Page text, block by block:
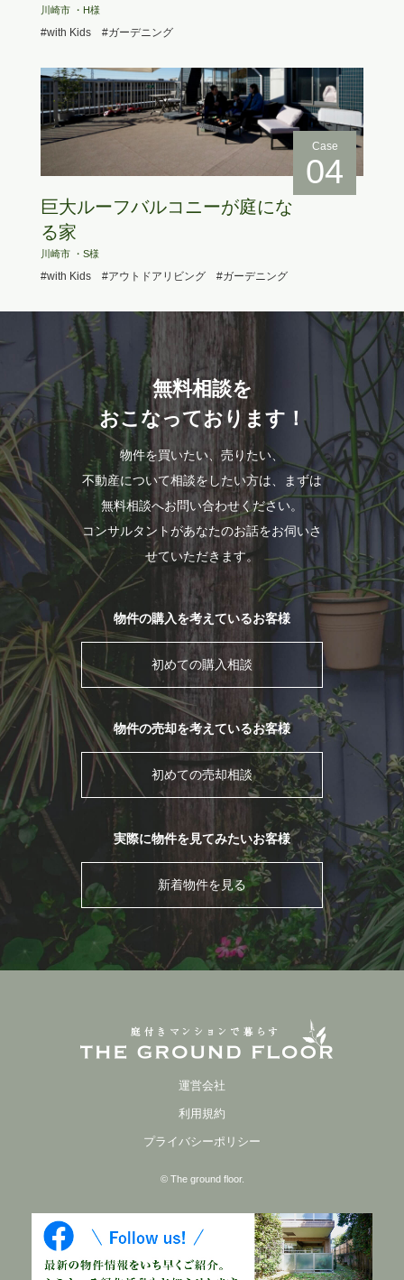
川崎市 ・H様
#with Kids #ガーデニング
Case
04
巨大ルーフバルコニーが庭にな
る家
川崎市 ・S様
#with Kids #アウトドアリビング #ガーデニング
無料相談を
おこなっております！
物件を買いたい、売りたい、
不動産について相談をしたい方は、まずは
無料相談へお問い合わせください。
コンサルタントがあなたのお話をお伺いさ
せていただきます。
物件の購入を考えているお客様
初めての購入相談
物件の売却を考えているお客様
初めての売却相談
実際に物件を見てみたいお客様
新着物件を見る
運営会社
利用規約
プライバシーポリシー
© The ground floor.